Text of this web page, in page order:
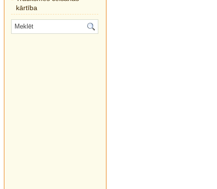
kārtība